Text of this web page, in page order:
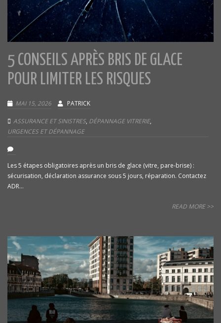
5 CONSEILS APRÈS BRIS DE GLACE
POUR LIMITER LES RISQUES
MAI 15, 2026 PATRICK
ASSURANCE ET SINISTRES, DÉPANNAGE VITRERIE,
URGENCES ET DÉPANNAGE
Les 5 étapes obligatoires après un bris de glace (vitre, pare-brise) :
sécurisation, déclaration assurance sous 5 jours, réparation. Contactez
ADR...
READ MORE >>